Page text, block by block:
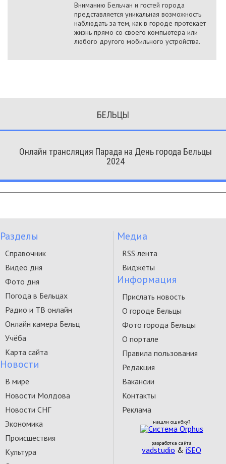
Вниманию Бельчан и гостей города
представляется уникальная возможность
наблюдать за тем, как в городе протекает
жизнь прямо со своего компьютера или
любого другого мобильного устройства.
БЕЛЬЦЫ
Онлайн трансляция Парада на День города Бельцы
2024
Разделы
Справочник
Видео дня
Фото дня
Погода в Бельцах
Радио и ТВ онлайн
Онлайн камера Бельц
Учёба
Карта сайта
Новости
В мире
Новости Молдова
Новости СНГ
Экономика
Происшествия
Культура
Медиа
RSS лента
Виджеты
Информация
Прислать новость
О городе Бельцы
Фото города Бельцы
О портале
Правила пользования
Редакция
Вакансии
Контакты
Реклама
нашли ошибку?
разработка сайта
vadstudio & iSEO